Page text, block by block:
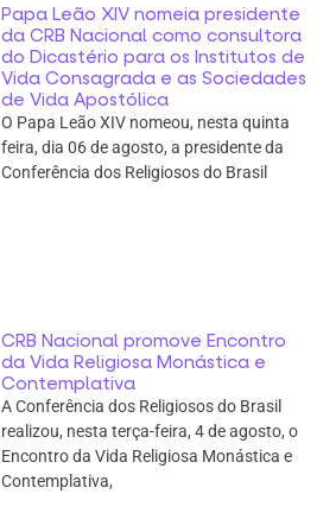
Papa Leão XIV nomeia presidente
da CRB Nacional como consultora
do Dicastério para os Institutos de
Vida Consagrada e as Sociedades
de Vida Apostólica
O Papa Leão XIV nomeou, nesta quinta
feira, dia 06 de agosto, a presidente da
Conferência dos Religiosos do Brasil
CRB Nacional promove Encontro
da Vida Religiosa Monástica e
Contemplativa
A Conferência dos Religiosos do Brasil
realizou, nesta terça-feira, 4 de agosto, o
Encontro da Vida Religiosa Monástica e
Contemplativa,